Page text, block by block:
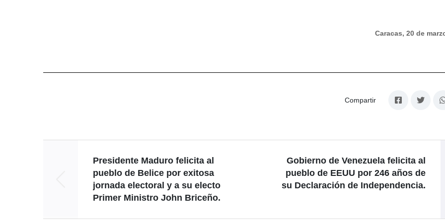
Caracas, 20 de
Compartir
Presidente Maduro felicita al
pueblo de Belice por exitosa
jornada electoral y a su electo
Primer Ministro John Briceño.
Gobierno de Venezuela felicita al
pueblo de EEUU por 246 años de
su Declaración de Independencia.